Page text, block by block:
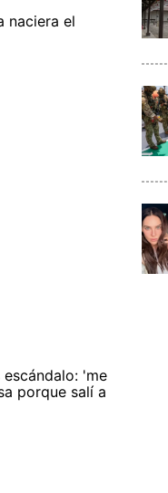
naciera el
'me
porque salí a